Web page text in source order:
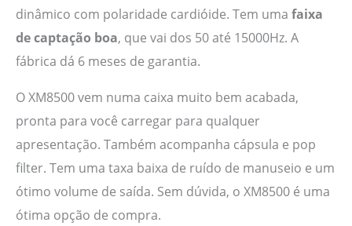
dinâmico com polaridade cardióide. Tem uma faixa
de captação boa, que vai dos 50 até 15000Hz. A
fábrica dá 6 meses de garantia.
O XM8500 vem numa caixa muito bem acabada,
pronta para você carregar para qualquer
apresentação. Também acompanha cápsula e pop
filter. Tem uma taxa baixa de ruído de manuseio e um
ótimo volume de saída. Sem dúvida, o XM8500 é uma
ótima opção de compra.